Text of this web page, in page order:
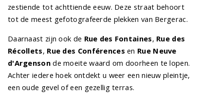
zestiende tot achttiende eeuw. Deze straat behoort
tot de meest gefotografeerde plekken van Bergerac.
Daarnaast zijn ook de Rue des Fontaines, Rue des
Récollets, Rue des Conférences en Rue Neuve
d'Argensonde moeite waard om doorheen te lopen.
Achter iedere hoek ontdekt u weer een nieuw pleintje,
een oude gevel of een gezellig terras.